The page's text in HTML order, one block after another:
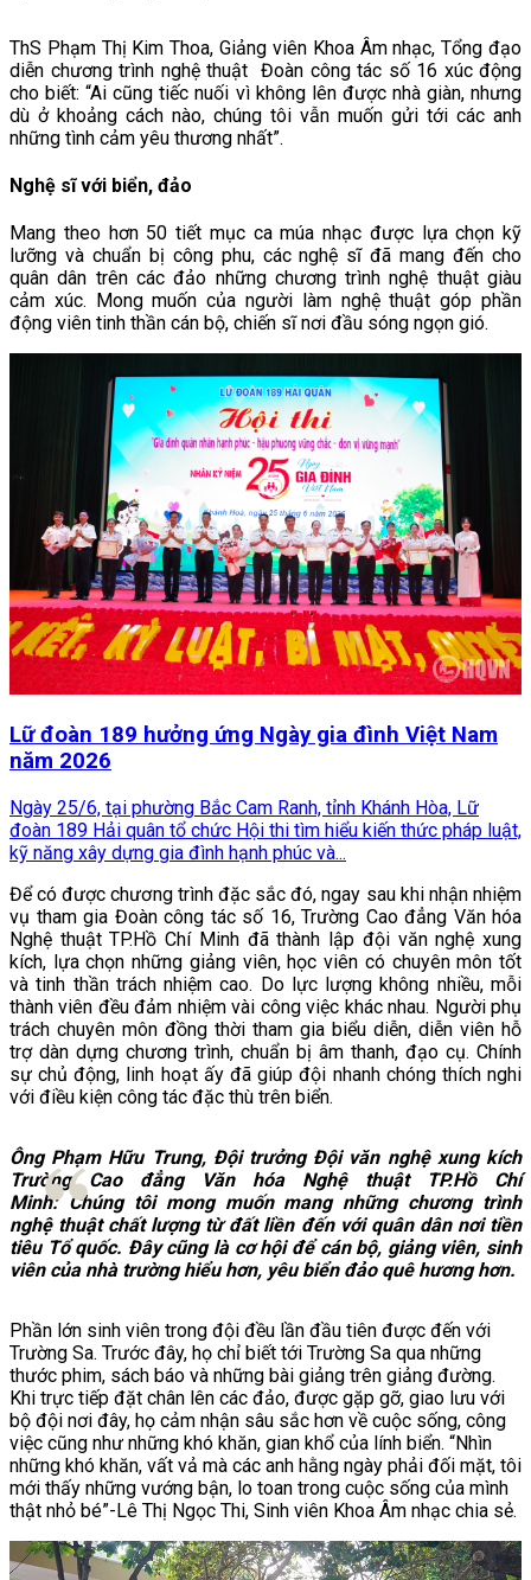
ThS Phạm Thị Kim Thoa, Giảng viên Khoa Âm nhạc, Tổng đạo
diễn chương trình nghệ thuật Đoàn công tác số 16 xúc động
cho biết: “Ai cũng tiếc nuối vì không lên được nhà giàn, nhưng
dù ở khoảng cách nào, chúng tôi vẫn muốn gửi tới các anh
những tình cảm yêu thương nhất”.
Nghệ sĩ với biển, đảo
Mang theo hơn 50 tiết mục ca múa nhạc được lựa chọn kỹ
lưỡng và chuẩn bị công phu, các nghệ sĩ đã mang đến cho
quân dân trên các đảo những chương trình nghệ thuật giàu
cảm xúc. Mong muốn của người làm nghệ thuật góp phần
động viên tinh thần cán bộ, chiến sĩ nơi đầu sóng ngọn gió.
Lữ đoàn 189 hưởng ứng Ngày gia đình Việt Nam
năm 2026
Ngày 25/6, tại phường Bắc Cam Ranh, tỉnh Khánh Hòa, Lữ
đoàn 189 Hải quân tổ chức Hội thi tìm hiểu kiến thức pháp luật,
kỹ năng xây dựng gia đình hạnh phúc và...
Để có được chương trình đặc sắc đó, ngay sau khi nhận nhiệm
vụ tham gia Đoàn công tác số 16, Trường Cao đẳng Văn hóa
Nghệ thuật TP.Hồ Chí Minh đã thành lập đội văn nghệ xung
kích, lựa chọn những giảng viên, học viên có chuyên môn tốt
và tinh thần trách nhiệm cao. Do lực lượng không nhiều, mỗi
thành viên đều đảm nhiệm vài công việc khác nhau. Người phụ
trách chuyên môn đồng thời tham gia biểu diễn, diễn viên hỗ
trợ dàn dựng chương trình, chuẩn bị âm thanh, đạo cụ. Chính
sự chủ động, linh hoạt ấy đã giúp đội nhanh chóng thích nghi
với điều kiện công tác đặc thù trên biển.
Ông Phạm Hữu Trung, Đội trưởng Đội văn nghệ xung kích
Trường Cao đẳng Văn hóa Nghệ thuật TP.Hồ Chí
Minh: Chúng tôi mong muốn mang những chương trình
nghệ thuật chất lượng từ đất liền đến với quân dân nơi tiền
tiêu Tổ quốc. Đây cũng là cơ hội để cán bộ, giảng viên, sinh
viên của nhà trường hiểu hơn, yêu biển đảo quê hương hơn.
Phần lớn sinh viên trong đội đều lần đầu tiên được đến với
Trường Sa. Trước đây, họ chỉ biết tới Trường Sa qua những
thước phim, sách báo và những bài giảng trên giảng đường.
Khi trực tiếp đặt chân lên các đảo, được gặp gỡ, giao lưu với
bộ đội nơi đây, họ cảm nhận sâu sắc hơn về cuộc sống, công
việc cũng như những khó khăn, gian khổ của lính biển. “Nhìn
những khó khăn, vất vả mà các anh hằng ngày phải đối mặt, tôi
mới thấy những vướng bận, lo toan trong cuộc sống của mình
thật nhỏ bé”-Lê Thị Ngọc Thi, Sinh viên Khoa Âm nhạc chia sẻ.